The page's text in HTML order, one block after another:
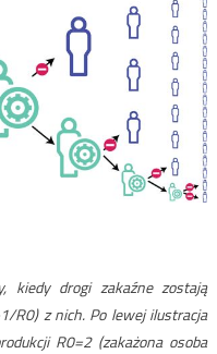
kiedy drogi zakaźne zostają
R0) z nich. Po lewej ilustracja
R0=2 (zakażona osoba